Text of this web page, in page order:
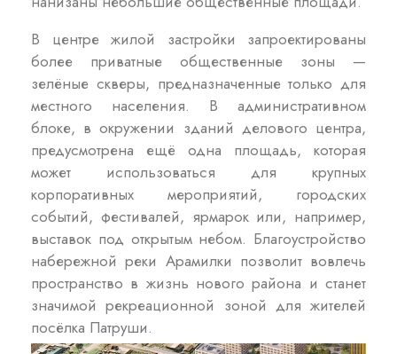
В центре жилой застройки запроектированы
более приватные общественные зоны —
зелёные скверы, предназначенные только для
местного населения. В административном
блоке, в окружении зданий делового центра,
предусмотрена ещё одна площадь, которая
может использоваться для крупных
корпоративных мероприятий, городских
событий, фестивалей, ярмарок или, например,
выставок под открытым небом. Благоустройство
набережной реки Арамилки позволит вовлечь
пространство в жизнь нового района и станет
значимой рекреационной зоной для жителей
посёлка Патруши.